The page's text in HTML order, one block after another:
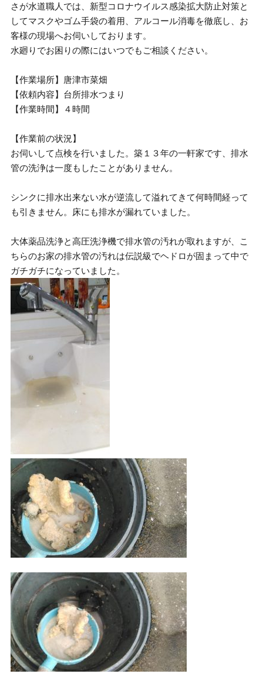
さが水道職人では、新型コロナウイルス感染拡大防止対策と
してマスクやゴム手袋の着用、アルコール消毒を徹底し、お
客様の現場へお伺いしております。
水廻りでお困りの際にはいつでもご相談ください。
【作業場所】唐津市菜畑
【依頼内容】台所排水つまり
【作業時間】４時間
【作業前の状況】
お伺いして点検を行いました。築１３年の一軒家です、排水
管の洗浄は一度もしたことがありません。
シンクに排水出来ない水が逆流して溢れてきて何時間経って
も引きません。床にも排水が漏れていました。
大体薬品洗浄と高圧洗浄機で排水管の汚れが取れますが、こ
ちらのお家の排水管の汚れは伝説級でヘドロが固まって中で
ガチガチになっていました。